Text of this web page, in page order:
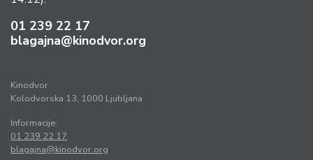
01 239 22 17
blagajna@kinodvor.org
Kinodvor
Kolodvorska 13, 1000 Ljubljana
Informacije:
01 239 22 17
blagajna@kinodvor.org